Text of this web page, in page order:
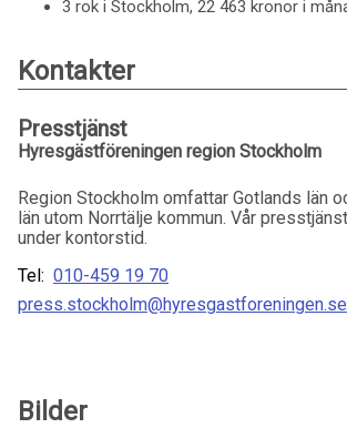
3 rok i Stockholm, 22 463 kronor i
Kontakter
Presstjänst
Hyresgästföreningen region Stockholm
Region Stockholm omfattar Gotlands län
län utom Norrtälje kommun. Vår
under kontorstid.
Tel: 010-459 19 70
press.stockholm@hyresgastforeningen.se
Bilder